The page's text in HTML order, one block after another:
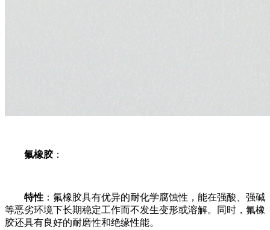
氟橡胶：
特性 ：氟橡胶具有优异的耐化学腐蚀性，能在强酸、强碱
等恶劣环境下长期稳定工作而不发生变形或溶解。同时，氟橡
胶还具有良好的耐磨性和绝缘性能。